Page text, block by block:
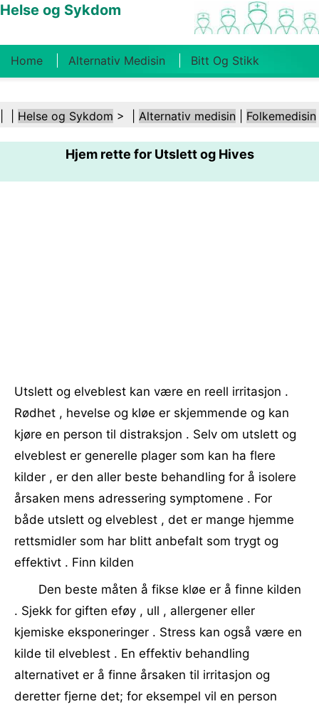
Helse og Sykdom
Home Alternativ Medisin Bitt Og Stikk
Kosthold Og Ernæring Familiehelse
Helsebransjen Psykisk Helse Folkehelse Og
Sikkerhet Kirurgi Og Prosedyrer Helse
Helse og Sykdom > | Alternativ medisin Folkemedisin
Hjem rette for Utslett og Hives
Utslett og elveblest kan være en reell irritasjon .
Rødhet , hevelse og kløe er skjemmende og kan
kjøre en person til distraksjon . Selv om utslett og
elveblest er generelle plager som kan ha flere
kilder , er den aller beste behandling for å isolere
årsaken mens adressering symptomene . For
både utslett og elveblest , det er mange hjemme
rettsmidler som har blitt anbefalt som trygt og
effektivt . Finn kilden
Den beste måten å fikse kløe er å finne kilden
. Sjekk for giften eføy , ull , allergener eller
kjemiske eksponeringer . Stress kan også være en
kilde til elveblest . En effektiv behandling
alternativet er å finne årsaken til irritasjon og
deretter fjerne det; for eksempel vil en person